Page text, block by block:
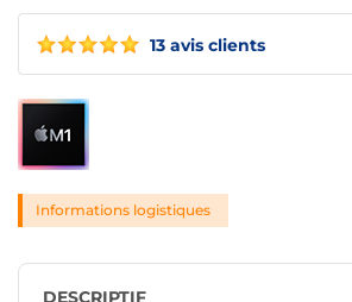
13 avis clients
Informations logistiques
DESCRIPTIF